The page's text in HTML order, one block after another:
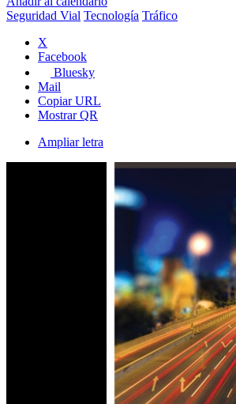
Seguridad Vial Tecnología Tráfico
X
Facebook
Bluesky
Mail
Copiar URL
Mostrar QR
Ampliar letra